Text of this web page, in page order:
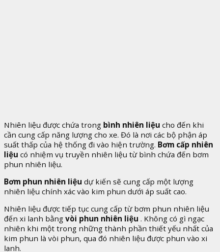
Nhiên liệu được chứa trong bình nhiên liệu cho đến khi
cần cung cấp năng lượng cho xe. Đó là nơi các bộ phận áp
suất thấp của hệ thống đi vào hiện trường. Bơm cấp nhiên
liệu có nhiệm vụ truyền nhiên liệu từ bình chứa đến bơm
phun nhiên liệu.
Bơm phun nhiên liệu dự kiến ​​​​sẽ cung cấp một lượng
nhiên liệu chính xác vào kim phun dưới áp suất cao.
Nhiên liệu được tiếp tục cung cấp từ bơm phun nhiên liệu
đến xi lanh bằng vòi phun nhiên liệu . Không có gì ngạc
nhiên khi một trong những thành phần thiết yếu nhất của
kim phun là vòi phun, qua đó nhiên liệu được phun vào xi
lanh.